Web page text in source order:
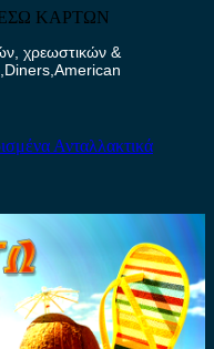
ΚΑΡΤΩΝ
χρεωστικών &
Ανταλλακτικά